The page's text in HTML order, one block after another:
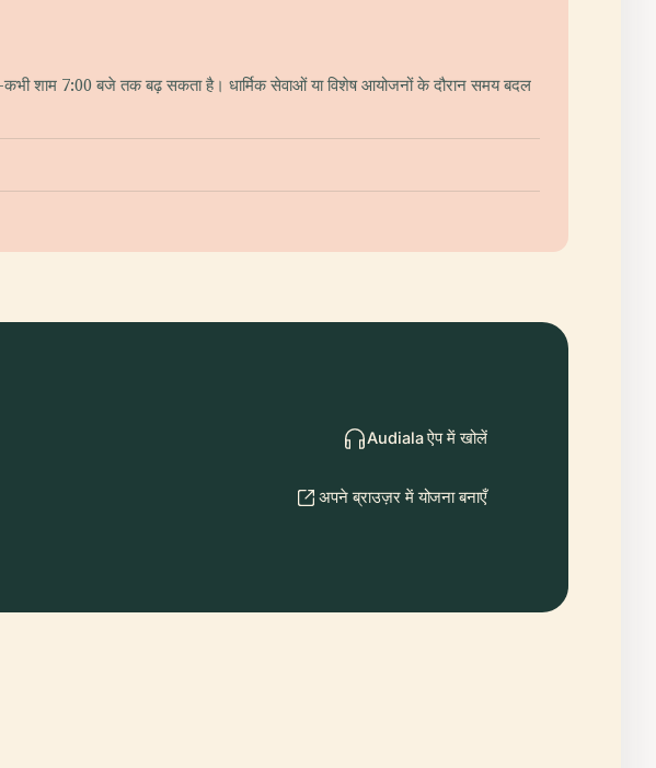
शाम 7:00 बजे तक बढ़ सकता है। धार्मिक सेवाओं या विशेष आयोजनों के दौरान समय बदल
Audiala ऐप में खोलें
अपने ब्राउज़र में योजना बनाएँ